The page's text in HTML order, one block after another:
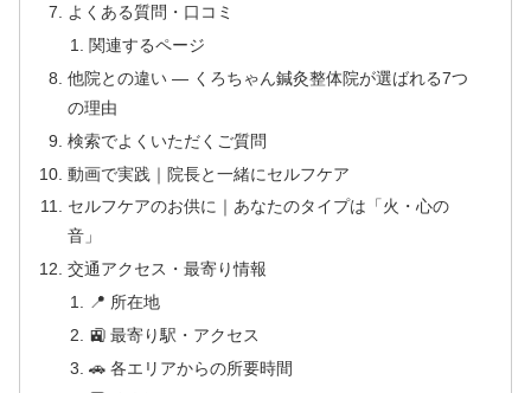
よくある質問・口コミ
関連するページ
他院との違い — くろちゃん鍼灸整体院が選ばれる7つ
の理由
検索でよくいただくご質問
動画で実践｜院長と一緒にセルフケア
セルフケアのお供に｜あなたのタイプは「火・心の
音」
交通アクセス・最寄り情報
📍 所在地
🚉 最寄り駅・アクセス
🚗 各エリアからの所要時間